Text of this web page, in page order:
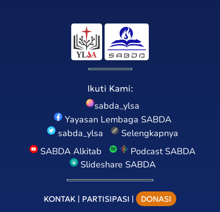
Ikuti Kami:
sabda_ylsa
Yayasan Lembaga SABDA
sabda_ylsa
Selengkapnya
SABDA Alkitab
Podcast SABDA
Slideshare SABDA
KONTAK | PARTISIPASI | DONASI